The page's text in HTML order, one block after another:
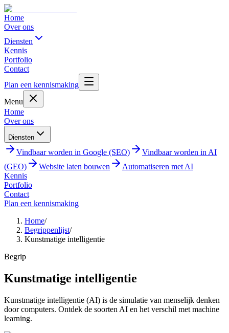
Home
Over ons
Diensten
Kennis
Portfolio
Contact
Plan een kennismaking
Menu
Home
Over ons
Diensten
Vindbaar worden in Google (SEO)
Vindbaar worden in AI
(GEO)
Website laten bouwen
Automatiseren met AI
Kennis
Portfolio
Contact
Plan een kennismaking
Home/
Begrippenlijst/
Kunstmatige intelligentie
Begrip
Kunstmatige intelligentie
Kunstmatige intelligentie (AI) is de simulatie van menselijk denken
door computers. Ontdek de soorten AI en het verschil met machine
learning.